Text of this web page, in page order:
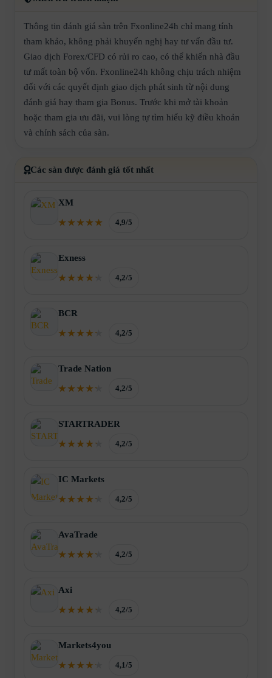
Thông tin đánh giá sàn trên Fxonline24h chỉ mang tính
tham khảo, không phải khuyến nghị hay tư vấn đầu tư.
Giao dịch Forex/CFD có rủi ro cao, có thể khiến nhà đầu
tư mất toàn bộ vốn. Fxonline24h không chịu trách nhiệm
đối với các quyết định giao dịch phát sinh từ nội dung
đánh giá hay tham gia Bonus. Trước khi mở tài khoản
hoặc tham gia ưu đãi, vui lòng tự tìm hiểu kỹ điều khoản
và chính sách của sàn.
Các sàn được đánh giá tốt nhất
XM
4,9/5
Exness
4,2/5
BCR
4,2/5
Trade Nation
4,2/5
STARTRADER
4,2/5
IC Markets
4,2/5
AvaTrade
4,2/5
Axi
4,2/5
Markets4you
4,1/5